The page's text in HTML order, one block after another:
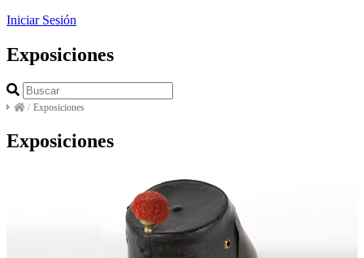
Iniciar Sesión
Exposiciones
/ Exposiciones
Exposiciones